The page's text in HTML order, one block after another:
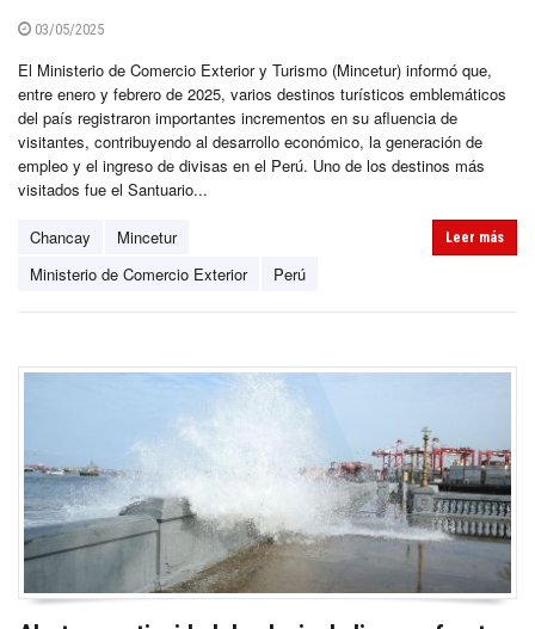
03/05/2025
El Ministerio de Comercio Exterior y Turismo (Mincetur) informó que,
entre enero y febrero de 2025, varios destinos turísticos emblemáticos
del país registraron importantes incrementos en su afluencia de
visitantes, contribuyendo al desarrollo económico, la generación de
empleo y el ingreso de divisas en el Perú. Uno de los destinos más
visitados fue el Santuario...
Chancay
Mincetur
Ministerio de Comercio Exterior
Perú
Leer más